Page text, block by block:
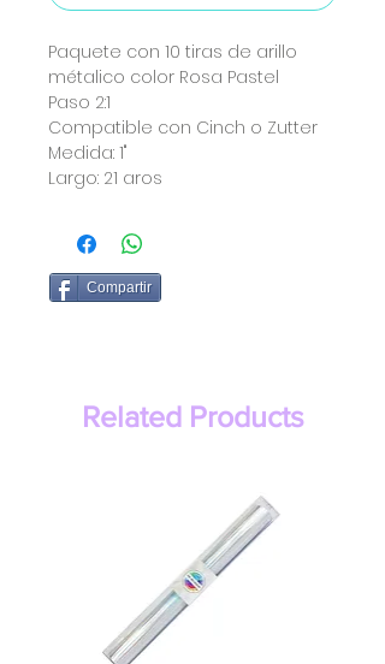
Paquete con 10 tiras de arillo
métalico color Rosa Pastel
Paso 2:1
Compatible con Cinch o Zutter
Medida: 1"
Largo: 21 aros
Compartir
Related Products